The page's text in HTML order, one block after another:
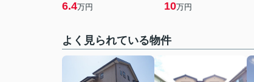
6.4万円 10万円
よく見られている物件